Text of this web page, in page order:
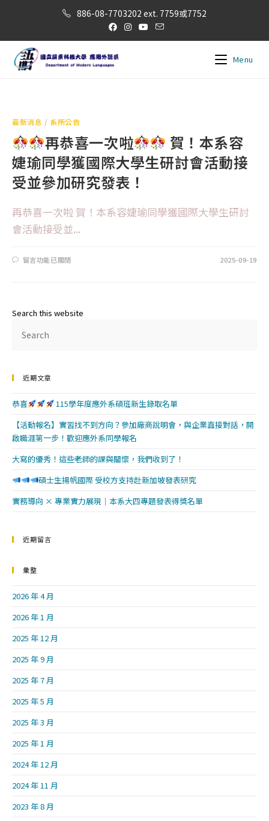
886-08-7703202 ext. 7759或7752
Menu
最新消息 / 系所公告
再恭喜一次啦
賀！本系容
婕瑜同學獲國際大學生研討會活動接
受並參加研究發表！
再恭喜一次啦 賀！本系容婕瑜同學獲國際大學生研討
會活動接受並...
留言功能已關閉 2025-09-19
Search this website
近期文章
恭喜
115學年度應外系碩班新生錄取名單
【活動報名】實習找不到方向？參加廠商說明會，與企業直接對話，開
啟職涯第一步！歡迎應外系同學報名
大寫的優秀！這些老師的課與關懷，我們收到了！
碩士生揚帆國際 受校方支持赴新加坡發表研究
實務導向 × 專業實力展現｜本系大四專題發表得獎名單
近期留言
彙整
2026 年 4 月
2026 年 1 月
2025 年 12 月
2025 年 9 月
2025 年 7 月
2025 年 5 月
2025 年 3 月
2025 年 1 月
2024 年 12 月
2024 年 11 月
2023 年 8 月